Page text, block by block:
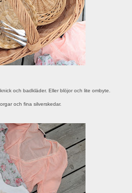
och badkläder. Eller blöjor och lite ombyte.
och fina silverskedar.